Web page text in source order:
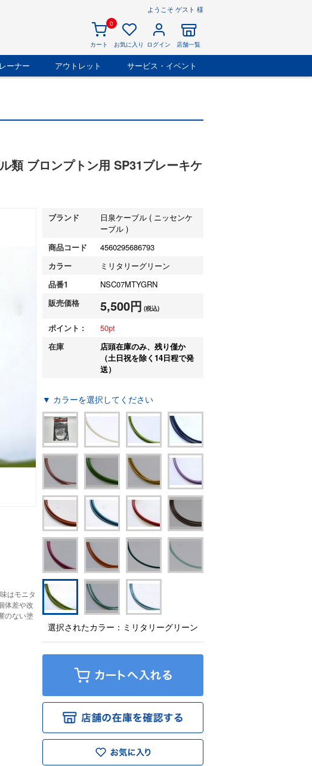
ようこそ ゲスト 様
0
カート お気に入り ログイン 店舗一覧
ーナー アウトレット サービス・イベント
類 ブロンプトン用 SP31ブレーキケ
はモニタ
体差や改
のない塗
ブランド
日泉ケーブル ( ニッセンケ
ーブル )
商品コード
4560295686793
カラー
ミリタリーグリーン
品番1
NSC07MTYGRN
販売価格
5,500円 (税込)
ポイント :
50
在庫
店頭在庫のみ、残り僅か
（土日祝を除く14日程で発
送）
▼ カラーを選択してください
選択されたカラー：ミリタリーグリーン